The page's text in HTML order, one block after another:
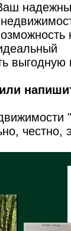
выгодную
честно,